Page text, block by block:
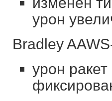
урон
Bradley
урон